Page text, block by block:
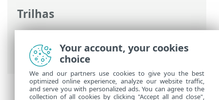
Trilhas
Ajuda on-line ESET>ESET PROTECT>
Usando o ESET PROTECT>ESET PROTECT
Menu principal> Clientes gerenciados
Your account, your cookies
choice
We and our partners use cookies to give you the best
optimized online experience, analyze our website traffic,
and serve you with personalized ads. You can agree to the
collection of all cookies by clicking "Accept all and close",